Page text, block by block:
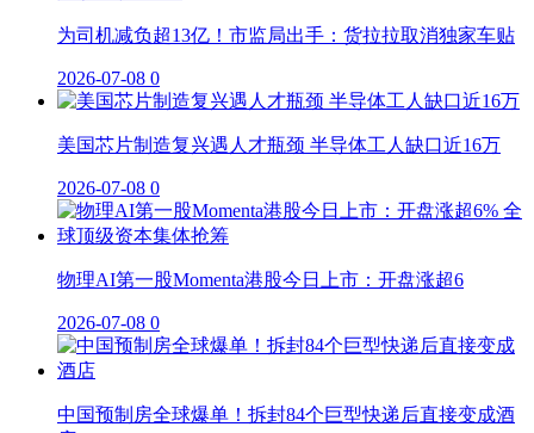
为司机减负超13亿！市监局出手：货拉拉取消独家车贴
2026-07-08 0
美国芯片制造复兴遇人才瓶颈 半导体工人缺口近16万
2026-07-08 0
物理AI第一股Momenta港股今日上市：开盘涨超6
2026-07-08 0
中国预制房全球爆单！拆封84个巨型快递后直接变成酒